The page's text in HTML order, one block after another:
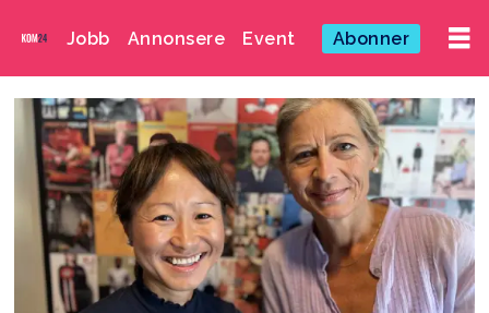
Jobb Annonsere Event Abonner
Emne:
nanna
haggstrøm